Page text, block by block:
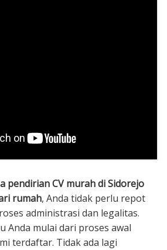
pendirian CV murah di Sidorejo
rumah, Anda tidak perlu repot
administrasi dan legalitas.
Anda mulai dari proses awal
terdaftar. Tidak ada lagi